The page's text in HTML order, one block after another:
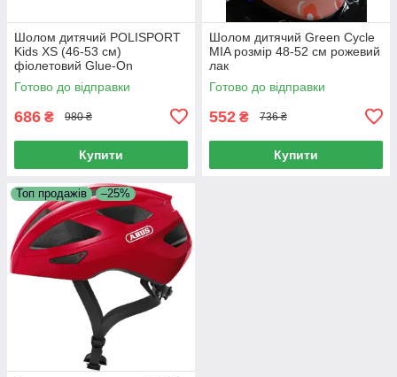
Шолом дитячий POLISPORT
Kids XS (46-53 см)
фіолетовий Glue-On
Готово до відправки
686 ₴ 980 ₴
Купити
Шолом дитячий Green Cycle
MIA розмір 48-52 см рожевий
лак
Готово до відправки
552 ₴ 736 ₴
Купити
Топ продажів –25%